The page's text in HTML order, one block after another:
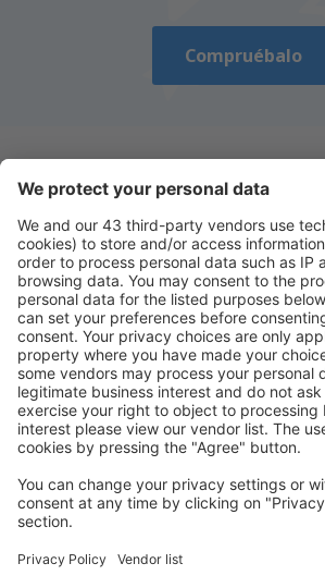
Compruébalo
Descarga nuestra app
cómodamente tus
Planifica tu viaje
Vuelos baratos
Escapadas